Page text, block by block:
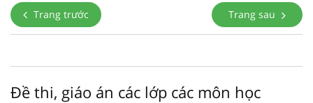
Trang trước Trang sau
Đề thi, giáo án các lớp các môn học